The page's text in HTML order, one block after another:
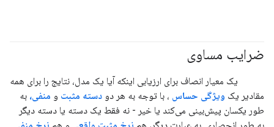
ضرایب مساوی
یک معیار انصاف برای ارزیابی اینکه آیا یک مدل، نتایج را برای همه
مقادیر یک ویژگی حساس ، با توجه به هر دو دسته مثبت و منفی، به
طور یکسان پیش‌بینی می‌کند یا خیر - نه فقط یک دسته یا دسته دیگر